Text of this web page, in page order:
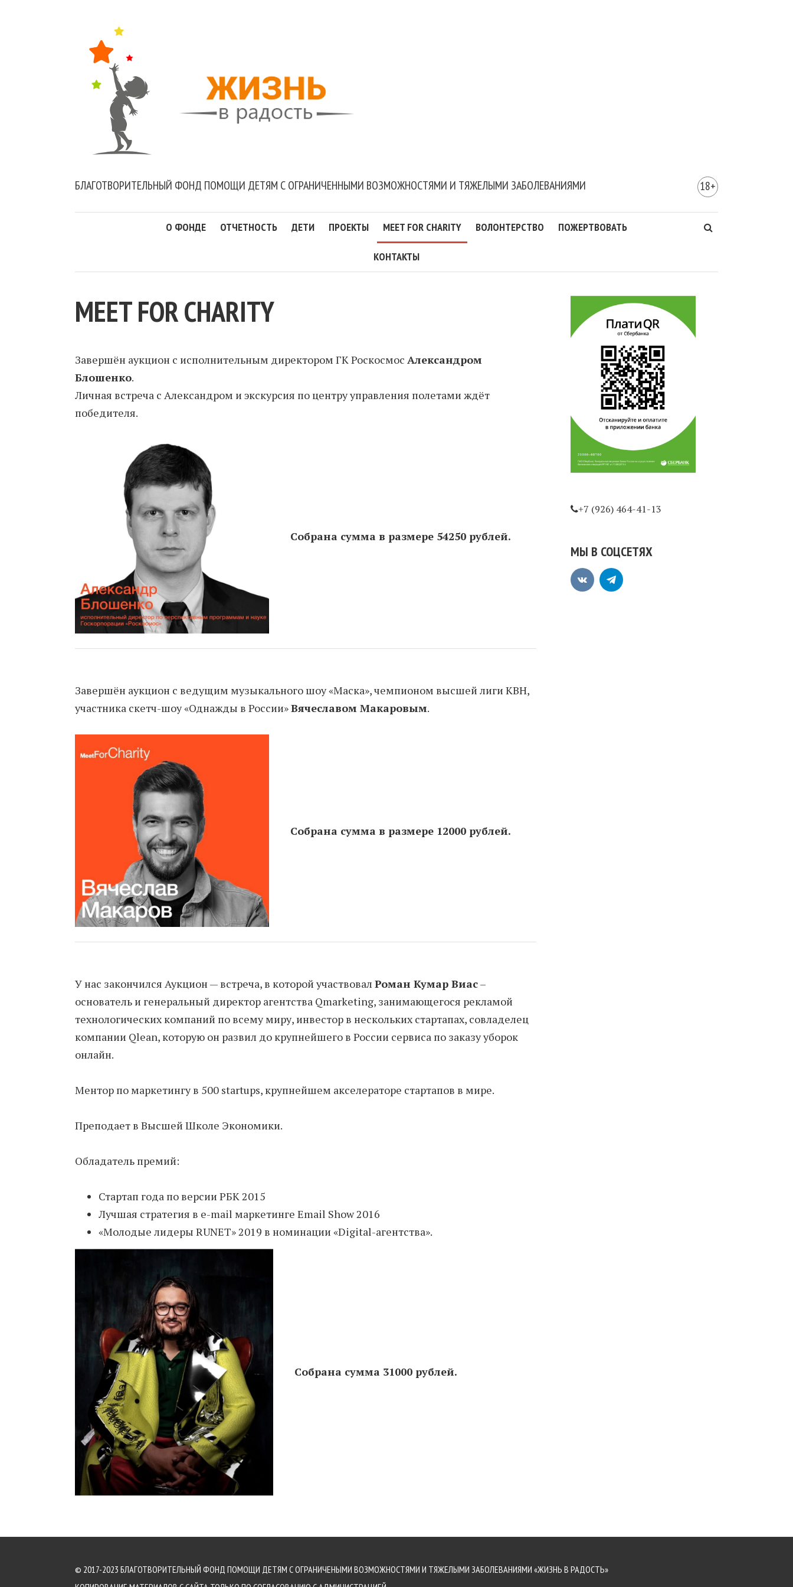
БЛАГОТВОРИТЕЛЬНЫЙ ФОНД ПОМОЩИ ДЕТЯМ С ОГРАНИЧЕННЫМИ ВОЗМОЖНОСТЯМИ И ТЯЖЕЛЫМИ ЗАБОЛЕВАНИЯМИ 18+
О ФОНДЕ ОТЧЕТНОСТЬ ДЕТИ ПРОЕКТЫ MEET FOR CHARITY ВОЛОНТЕРСТВО ПОЖЕРТВОВАТЬ
КОНТАКТЫ
MEET FOR CHARITY
Завершён аукцион с исполнительным директором ГК Роскосмос Александром
Блошенко.
Личная встреча с Александром и экскурсия по центру управления полетами ждёт
победителя.
Собрана сумма в размере 54250 рублей.
Завершён аукцион с ведущим музыкального шоу «Маска», чемпионом высшей лиги КВН,
участника скетч-шоу «Однажды в России»Вячеславом Макаровым.
Собрана сумма в размере 12000 рублей.
У нас закончился Аукцион — встреча, в которой участвовал Роман Кумар Виас–
основатель и генеральный директор агентства Qmarketing, занимающегося рекламой
технологических компаний по всему миру, инвестор в нескольких стартапах, совладелец
компании Qlean, которую он развил до крупнейшего в России сервиса по заказу уборок
онлайн.
Ментор по маркетингу в 500 startups, крупнейшем акселераторе стартапов в мире.
Преподает в Высшей Школе Экономики.
Обладатель премий:
Стартап года по версии РБК 2015
Лучшая стратегия в e-mail маркетинге Email Show 2016
«Молодые лидеры RUNET» 2019 в номинации «Digital-агентства».
Собрана сумма 31000 рублей.
+7 (926) 464-41-13
МЫ В СОЦСЕТЯХ
© 2017-2023 БЛАГОТВОРИТЕЛЬНЫЙ ФОНД ПОМОЩИ ДЕТЯМ С ОГРАНИЧЕНЫМИ ВОЗМОЖНОСТЯМИ И ТЯЖЕЛЫМИ ЗАБОЛЕВАНИЯМИ «ЖИЗНЬ В РАДОСТЬ»